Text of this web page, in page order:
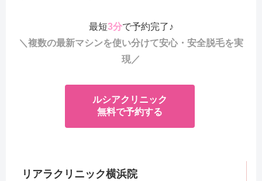
最短3分で予約完了♪
＼複数の最新マシンを使い分けて安心・安全脱毛を実
現／
ルシアクリニック
無料で予約する
リアラクリニック横浜院